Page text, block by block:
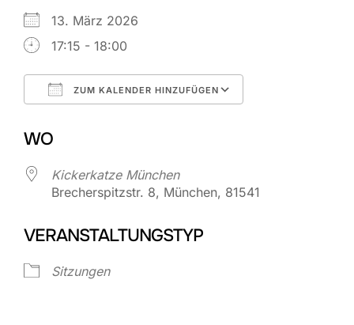
13. März 2026
17:15 - 18:00
ZUM KALENDER HINZUFÜGEN
WO
Kickerkatze München
Brecherspitzstr. 8, München, 81541
VERANSTALTUNGSTYP
Sitzungen